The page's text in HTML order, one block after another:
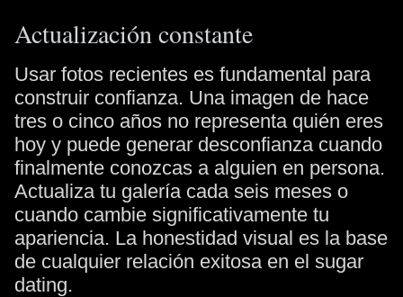
Actualización constante
Usar fotos recientes es fundamental para
construir confianza. Una imagen de hace
tres o cinco años no representa quién eres
hoy y puede generar desconfianza cuando
finalmente conozcas a alguien en persona.
Actualiza tu galería cada seis meses o
cuando cambie significativamente tu
apariencia. La honestidad visual es la base
de cualquier relación exitosa en el sugar
dating.